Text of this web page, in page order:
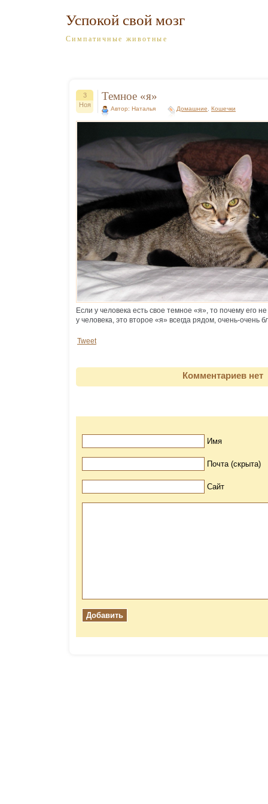
Успокой свой мозг
Симпатичные животные
3
Ноя
Темное «я»
Автор: Наталья Домашние Кошечки
Если у человека есть свое темное «я», то почему его
у человека, это второе «я» всегда рядом, очень-очень
Tweet
Комментариев нет
Имя
Почта (скрыта)
Сайт